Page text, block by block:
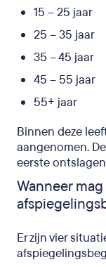
15 – 25 jaar
25 – 35 jaar
35 – 45 jaar
45 – 55 jaar
55+ jaar
Binnen deze
aangenomen.
eerste
Wanneer
Er zijn vier